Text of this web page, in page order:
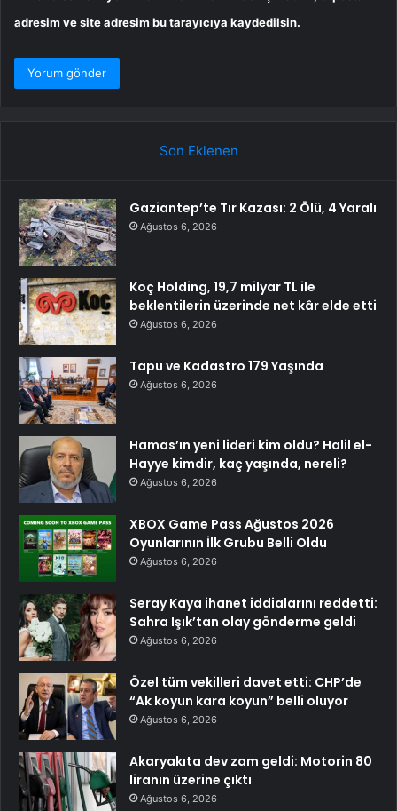
adresim ve site adresim bu tarayıcıya kaydedilsin.
Son Eklenen
Gaziantep’te Tır Kazası: 2 Ölü, 4 Yaralı
Ağustos 6, 2026
Koç Holding, 19,7 milyar TL ile
beklentilerin üzerinde net kâr elde etti
Ağustos 6, 2026
Tapu ve Kadastro 179 Yaşında
Ağustos 6, 2026
Hamas’ın yeni lideri kim oldu? Halil el-
Hayye kimdir, kaç yaşında, nereli?
Ağustos 6, 2026
XBOX Game Pass Ağustos 2026
Oyunlarının İlk Grubu Belli Oldu
Ağustos 6, 2026
Seray Kaya ihanet iddialarını reddetti:
Sahra Işık’tan olay gönderme geldi
Ağustos 6, 2026
Özel tüm vekilleri davet etti: CHP’de
“Ak koyun kara koyun” belli oluyor
Ağustos 6, 2026
Akaryakıta dev zam geldi: Motorin 80
liranın üzerine çıktı
Ağustos 6, 2026